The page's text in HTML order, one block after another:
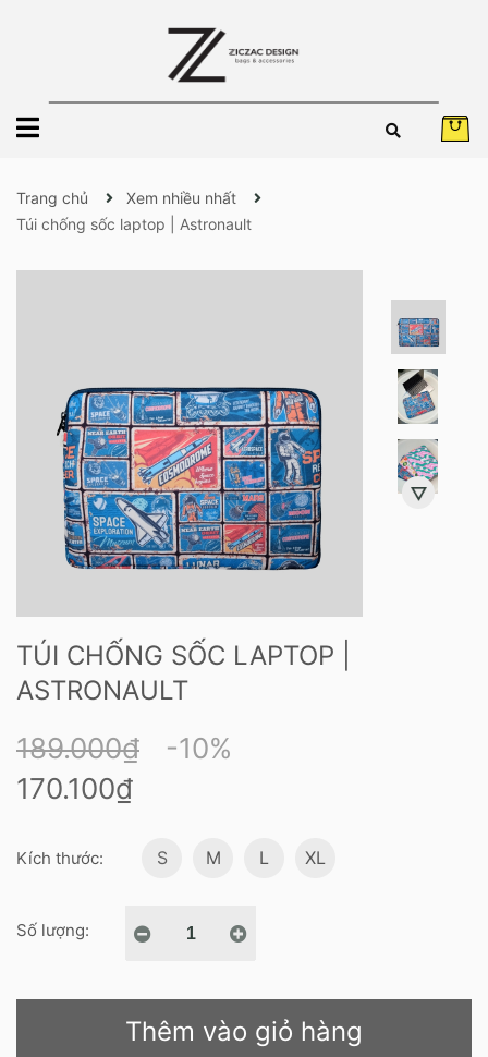
Trang chủ
Xem nhiều nhất
Túi chống sốc laptop | Astronault
TÚI CHỐNG SỐC LAPTOP |
ASTRONAULT
189.000₫
-10%
170.100₫
Kích thước: S M L XL
Số lượng:
Thêm vào giỏ hàng